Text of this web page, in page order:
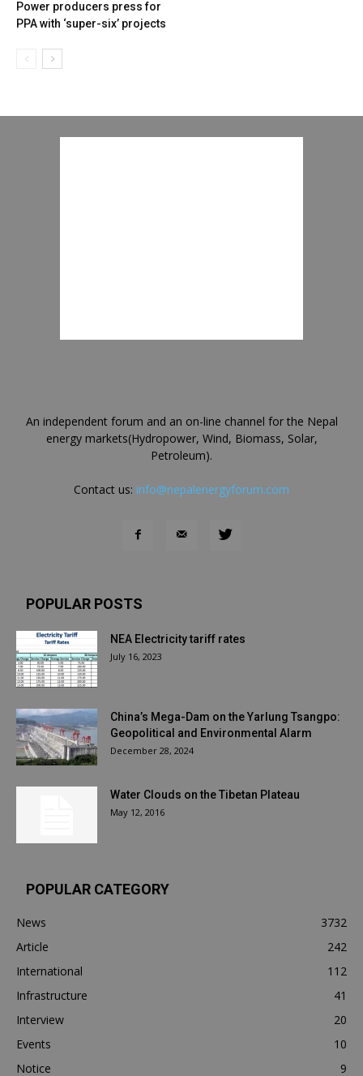
Power producers press for
PPA with ‘super-six’ projects
An independent forum and an on-line channel for the Nepal
energy markets(Hydropower, Wind, Biomass, Solar,
Petroleum).
Contact us: info@nepalenergyforum.com
POPULAR POSTS
NEA Electricity tariff rates
July 16, 2023
China’s Mega-Dam on the Yarlung Tsangpo:
Geopolitical and Environmental Alarm
December 28, 2024
Water Clouds on the Tibetan Plateau
May 12, 2016
POPULAR CATEGORY
News
3732
Article
242
International
112
Infrastructure
41
Interview
20
Events
10
Notice
9